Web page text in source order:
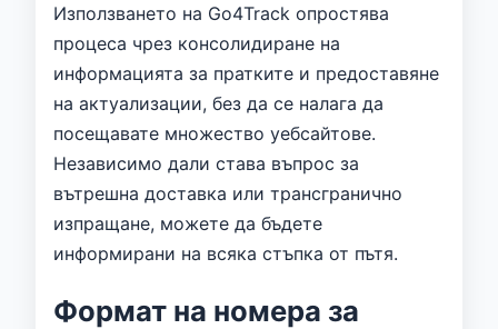
Използването на Go4Track опростява
процеса чрез консолидиране на
информацията за пратките и предоставяне
на актуализации, без да се налага да
посещавате множество уебсайтове.
Независимо дали става въпрос за
вътрешна доставка или трансгранично
изпращане, можете да бъдете
информирани на всяка стъпка от пътя.
Формат на номера за